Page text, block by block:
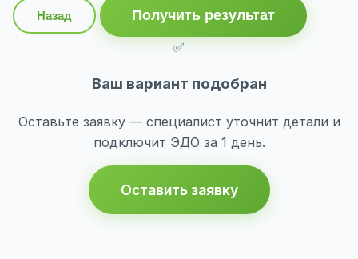
Назад
Получить результат
✅
Ваш вариант подобран
Оставьте заявку — специалист уточнит детали и
подключит ЭДО за 1 день.
Оставить заявку